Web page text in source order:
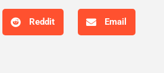
Reddit Email